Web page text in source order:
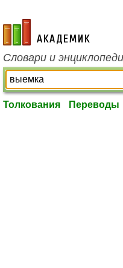
academic.ru
Словари и
Толкования Переводы